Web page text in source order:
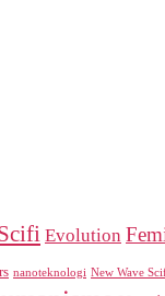
Evolution
nanoteknologi New Wave